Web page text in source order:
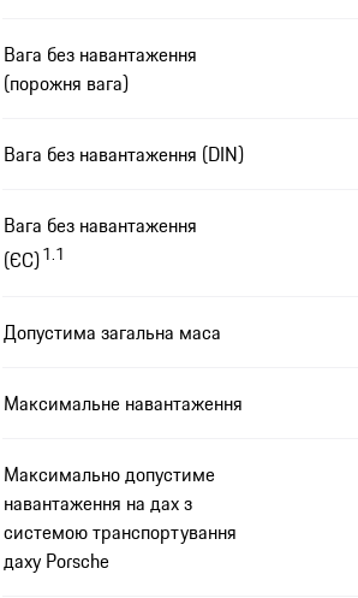
Вага без навантаження
(порожня вага)
Вага без навантаження (DIN)
Вага без навантаження
(ЄС)1.1
Допустима загальна маса
Максимальне навантаження
Максимально допустиме
навантаження на дах з
системою транспортування
даху Porsche